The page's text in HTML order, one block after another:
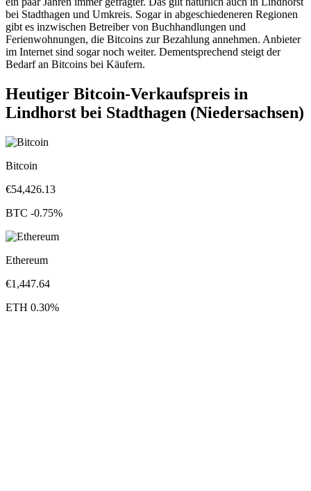
bei Stadthagen und Umkreis. Sogar in abgeschiedeneren Regionen
gibt es inzwischen Betreiber von Buchhandlungen und
Ferienwohnungen, die Bitcoins zur Bezahlung annehmen. Anbieter
im Internet sind sogar noch weiter. Dementsprechend steigt der
Bedarf an Bitcoins bei Käufern.
Heutiger Bitcoin-Verkaufspreis in
Lindhorst bei Stadthagen (Niedersachsen)
Bitcoin
€54,426.13
BTC -0.75%
Ethereum
€1,447.64
ETH 0.30%